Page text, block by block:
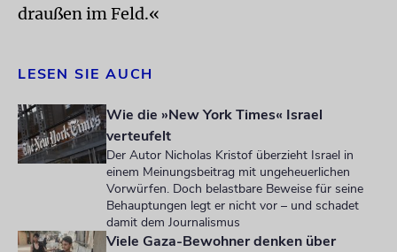
draußen im Feld.«
LESEN SIE AUCH
Wie die »New York Times« Israel
verteufelt
Der Autor Nicholas Kristof überzieht Israel in
einem Meinungsbeitrag mit ungeheuerlichen
Vorwürfen. Doch belastbare Beweise für seine
Behauptungen legt er nicht vor – und schadet
damit dem Journalismus
Viele Gaza-Bewohner denken über